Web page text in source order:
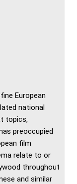
European
national
topics,
preoccupied
film
relate to or
throughout
and similar